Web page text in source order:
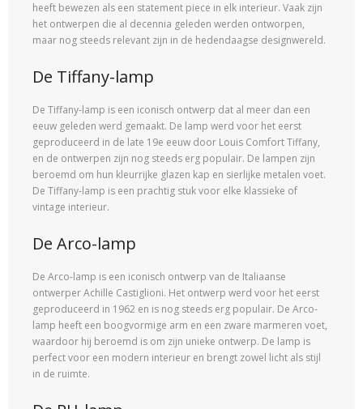
heeft bewezen als een statement piece in elk interieur. Vaak zijn
het ontwerpen die al decennia geleden werden ontworpen,
maar nog steeds relevant zijn in de hedendaagse designwereld.
De Tiffany-lamp
De Tiffany-lamp is een iconisch ontwerp dat al meer dan een
eeuw geleden werd gemaakt. De lamp werd voor het eerst
geproduceerd in de late 19e eeuw door Louis Comfort Tiffany,
en de ontwerpen zijn nog steeds erg populair. De lampen zijn
beroemd om hun kleurrijke glazen kap en sierlijke metalen voet.
De Tiffany-lamp is een prachtig stuk voor elke klassieke of
vintage interieur.
De Arco-lamp
De Arco-lamp is een iconisch ontwerp van de Italiaanse
ontwerper Achille Castiglioni. Het ontwerp werd voor het eerst
geproduceerd in 1962 en is nog steeds erg populair. De Arco-
lamp heeft een boogvormige arm en een zware marmeren voet,
waardoor hij beroemd is om zijn unieke ontwerp. De lamp is
perfect voor een modern interieur en brengt zowel licht als stijl
in de ruimte.